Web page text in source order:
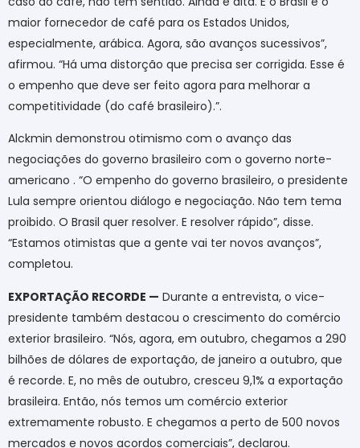
maior fornecedor de café para os Estados Unidos,
especialmente, arábica. Agora, são avanços sucessivos”,
afirmou. “Há uma distorção que precisa ser corrigida. Esse é
o empenho que deve ser feito agora para melhorar a
competitividade (do café brasileiro).”.
Alckmin demonstrou otimismo com o avanço das
negociações do governo brasileiro com o governo norte-
americano . “O empenho do governo brasileiro, o presidente
Lula sempre orientou diálogo e negociação. Não tem tema
proibido. O Brasil quer resolver. E resolver rápido”, disse.
“Estamos otimistas que a gente vai ter novos avanços”,
completou.
EXPORTAÇÃO RECORDE — Durante a entrevista, o vice-
presidente também destacou o crescimento do comércio
exterior brasileiro. “Nós, agora, em outubro, chegamos a 290
bilhões de dólares de exportação, de janeiro a outubro, que
é recorde. E, no mês de outubro, cresceu 9,1% a exportação
brasileira. Então, nós temos um comércio exterior
extremamente robusto. E chegamos a perto de 500 novos
mercados e novos acordos comerciais”, declarou.